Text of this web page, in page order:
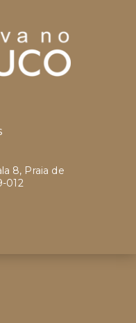
8, Praia de
012